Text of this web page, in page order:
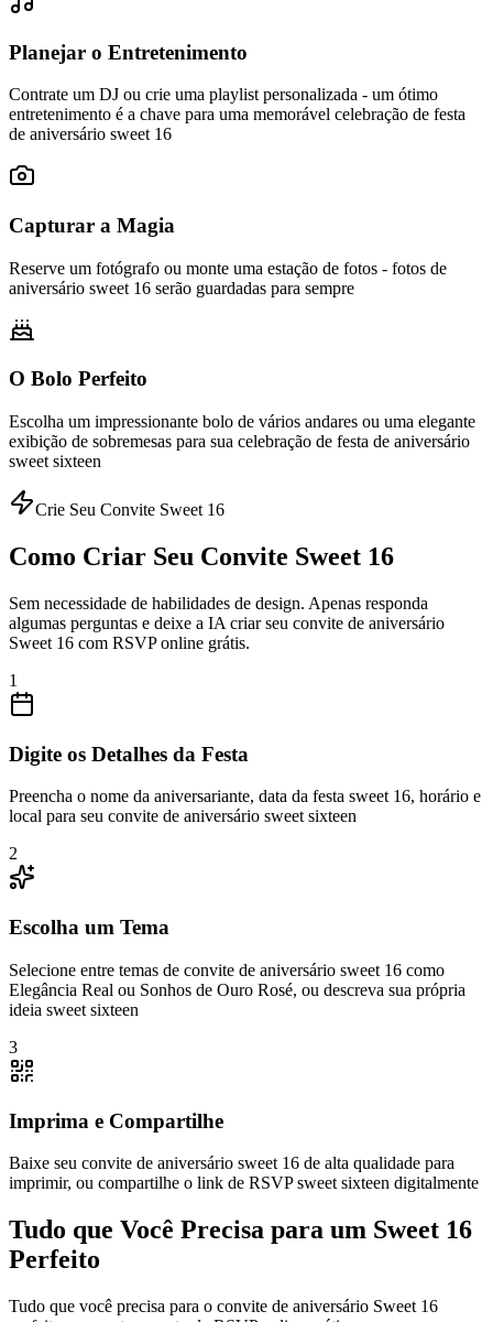
Planejar o Entretenimento
Contrate um DJ ou crie uma playlist personalizada - um ótimo
entretenimento é a chave para uma memorável celebração de festa
de aniversário sweet 16
Capturar a Magia
Reserve um fotógrafo ou monte uma estação de fotos - fotos de
aniversário sweet 16 serão guardadas para sempre
O Bolo Perfeito
Escolha um impressionante bolo de vários andares ou uma elegante
exibição de sobremesas para sua celebração de festa de aniversário
sweet sixteen
Crie Seu Convite Sweet 16
Como Criar Seu Convite Sweet 16
Sem necessidade de habilidades de design. Apenas responda
algumas perguntas e deixe a IA criar seu convite de aniversário
Sweet 16 com RSVP online grátis.
1
Digite os Detalhes da Festa
Preencha o nome da aniversariante, data da festa sweet 16, horário e
local para seu convite de aniversário sweet sixteen
2
Escolha um Tema
Selecione entre temas de convite de aniversário sweet 16 como
Elegância Real ou Sonhos de Ouro Rosé, ou descreva sua própria
ideia sweet sixteen
3
Imprima e Compartilhe
Baixe seu convite de aniversário sweet 16 de alta qualidade para
imprimir, ou compartilhe o link de RSVP sweet sixteen digitalmente
Tudo que Você Precisa para um Sweet 16
Perfeito
Tudo que você precisa para o convite de aniversário Sweet 16